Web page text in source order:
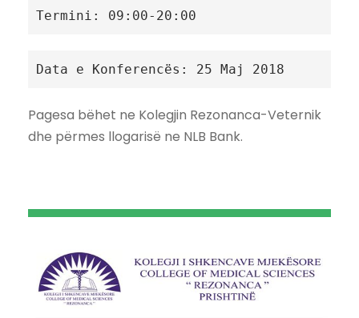
Termini: 09:00-20:00
Data e Konferencës: 25 Maj 2018
Pagesa bëhet ne Kolegjin Rezonanca-Veternik
dhe përmes llogarisë ne NLB Bank.